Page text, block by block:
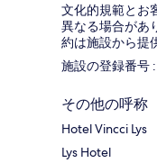
文化的規範とお
異なる場合があ
約は施設から提
施設の登録番号
その他の呼称
Hotel Vincci Lys
Lys Hotel